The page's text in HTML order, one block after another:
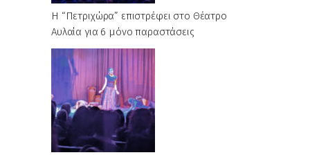
Η “Πετριχώρα” επιστρέφει στο Θέατρο
Αυλαία για 6 μόνο παραστάσεις